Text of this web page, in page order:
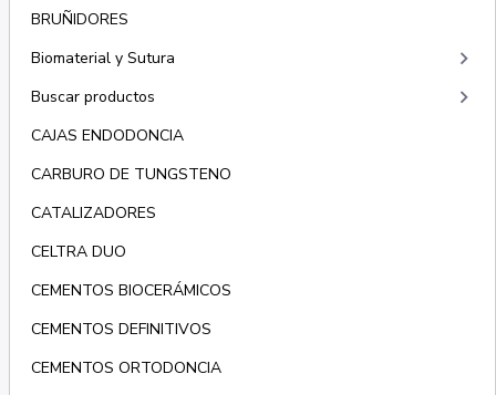
BRUÑIDORES
Biomaterial y Sutura
keyboard_arrow_right
Buscar productos keyboard_arrow_right
CAJAS ENDODONCIA
CARBURO DE TUNGSTENO
CATALIZADORES
CELTRA DUO
CEMENTOS BIOCERÁMICOS
CEMENTOS DEFINITIVOS
CEMENTOS ORTODONCIA